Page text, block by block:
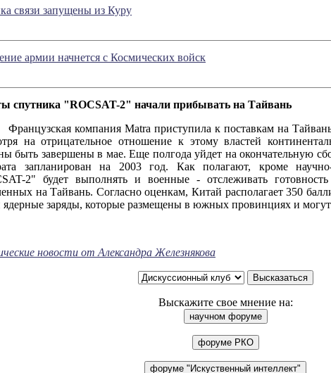
связи запущены из Куру
армии начнется с Космических войск
спутника "ROCSAT-2" начали прибывать на Тайвань
компания Matra приступила к поставкам на Тайвань
на отрицательное отношение к этому властей
быть завершены в мае. Еще полгода уйдет на окончательную
запланирован на 2003 год. Как полагают, кроме научно-
2" будет выполнять и военные - отслеживать готовность
на Тайвань. Согласно оценкам, Китай располагает 350
ядерные заряды, которые размещены в южных провинциях и могут
новости от Александра Железнякова
Выскажите свое мнение на: